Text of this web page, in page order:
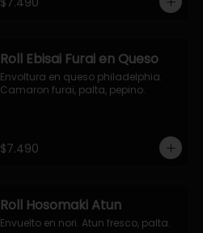
Roll Ebisai Furai en Queso
Envoltura en queso philadelphia.
Camaron furai, palta, pepino.
$7.490
Roll Hosomaki Atun
Envuelto en nori. Atun fresco, palta.